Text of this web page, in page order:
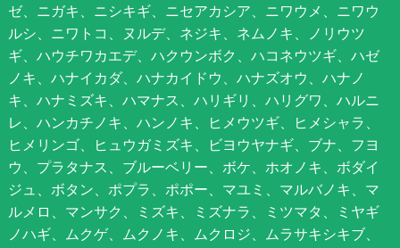
ゼ、ニガキ、ニシキギ、ニセアカシア、ニワウメ、ニワウ
ルシ、ニワトコ、ヌルデ、ネジキ、ネムノキ、ノリウツ
ギ、ハウチワカエデ、ハクウンボク、ハコネウツギ、ハゼ
ノキ、ハナイカダ、ハナカイドウ、ハナズオウ、ハナノ
キ、ハナミズキ、ハマナス、ハリギリ、ハリグワ、ハルニ
レ、ハンカチノキ、ハンノキ、ヒメウツギ、ヒメシャラ、
ヒメリンゴ、ヒュウガミズキ、ビヨウヤナギ、ブナ、フヨ
ウ、プラタナス、ブルーベリー、ボケ、ホオノキ、ボダイ
ジュ、ボタン、ポプラ、ポポー、マユミ、マルバノキ、マ
ルメロ、マンサク、ミズキ、ミズナラ、ミツマタ、ミヤギ
ノハギ、ムクゲ、ムクノキ、ムクロジ、ムラサキシキブ、